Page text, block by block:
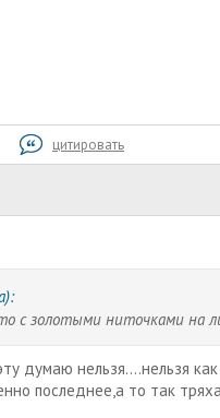
цитировать
с золотыми ниточками на
думаю нельзя....нельзя
последнее,а то так